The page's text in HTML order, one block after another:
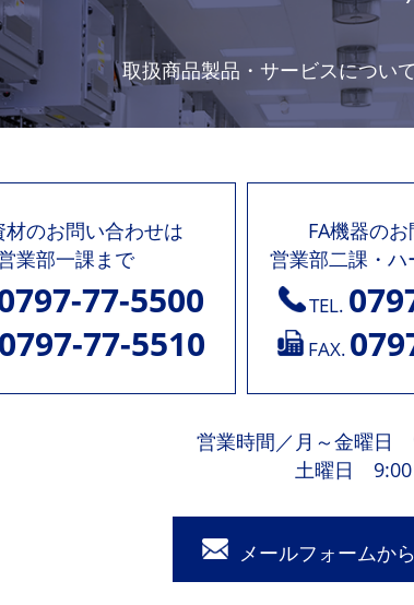
取扱商品製品・サービスについて
材のお問い合わせは
業部一課まで
77-5500
0797-77-5510
FA機器の
営業部二課・
TEL.
FAX.
営業時間 ／ 月～金曜日
土曜日 9:00
メールフォームか